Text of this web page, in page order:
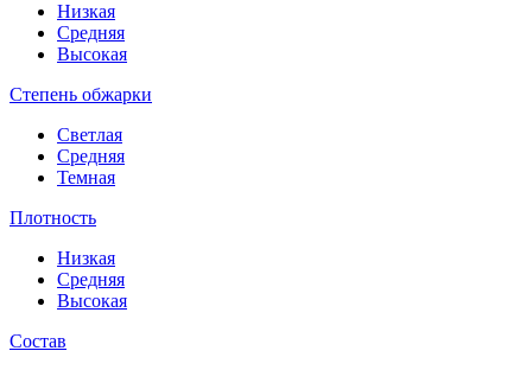
Низкая
Средняя
Высокая
Степень обжарки
Светлая
Средняя
Темная
Плотность
Низкая
Средняя
Высокая
Состав